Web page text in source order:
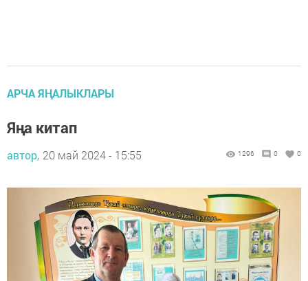
АРЧА ЯҢАЛЫКЛАРЫ
Яңа китап
автор, 20 май 2024 - 15:55 1296 0 0